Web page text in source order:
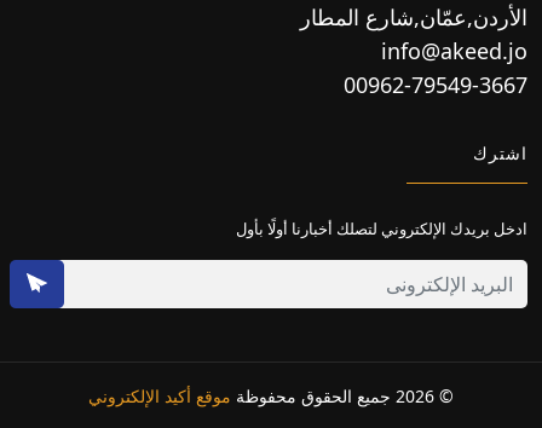
الأردن,عمّان,شارع المطار
info@akeed.jo
00962-79549-3667
اشترك
ادخل بريدك الإلكتروني لتصلك أخبارنا أولًا بأول
© 2026 جميع الحقوق محفوظة موقع أكيد الإلكتروني